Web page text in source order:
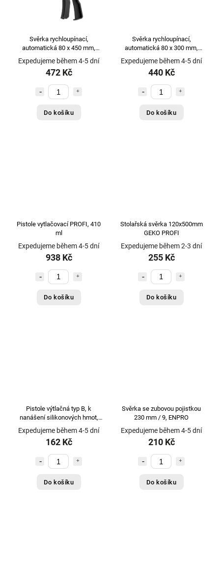
Svěrka rychloupínací,
automatická 80 x 450 mm,
STALCO PERFECT
Expedujeme během 4-5 dní
472 Kč
Do košíku
Svěrka rychloupínací,
automatická 80 x 300 mm,
STALCO PERFECT
Expedujeme během 4-5 dní
440 Kč
Do košíku
Pistole vytlačovací PROFI, 410
ml
Expedujeme během 4-5 dní
938 Kč
Do košíku
Stolařská svěrka 120x500mm
GEKO PROFI
Expedujeme během 2-3 dní
255 Kč
Do košíku
Pistole výtlačná typ B, k
nanášení silikonových hmot,
240, STALCO PERFECT
Expedujeme během 4-5 dní
162 Kč
Do košíku
Svěrka se zubovou pojistkou
230 mm / 9, ENPRO
Expedujeme během 4-5 dní
210 Kč
Do košíku